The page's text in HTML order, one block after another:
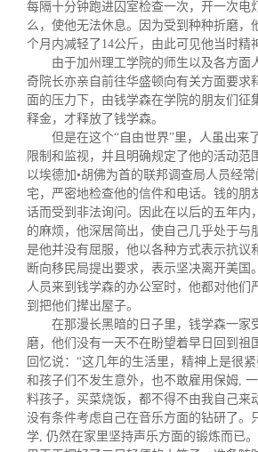
每隔十分钟跑进囚室检查一次，开一次电
么，使他无法休息。因为受到种种折磨，
个月内减轻了14公斤，由此可见他当时精
由于加州理工学院的师生以及各方面
奇院长亦亲自前往华盛顿向有关方面要求
面的压力下，由钱学森在学院的朋友们征
释金，才释放了钱学森。
但是在这个“自由世界”里，人虽出来
限制和监视，并且明确规定了他的活动范
以埃德加•胡佛为首的联邦调查局人员经
宅，严密地检查他的信件和电话。钱的朋
话而受到非法询问。因此在以后的五年内
的麻烦，他深居简出，使自己几乎处于与
是他并没有屈服，他以各种方式表示抗议
断向移民局提出要求，表示坚决离开美国
人员来到钱学森的办公室时，他都对他们
到把他们撵出屋子。
在那漫长黑暗的日子里，钱学森一家
磨，他们没有一天不在盼望着早日回到祖
回忆说：“这几年的生活里，精神上是很
和孩子们不发生意外，也不敢雇用保姆,
料孩子，买菜烧饭，都不得不由我自己来
没有条件考虑自己在音乐方面的钻研了。
学, 仍然在家里坚持声乐方面的锻炼而已